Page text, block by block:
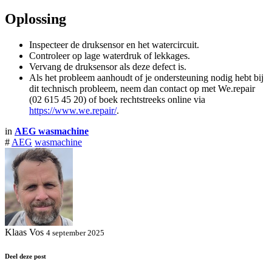
Oplossing
Inspecteer de druksensor en het watercircuit.
Controleer op lage waterdruk of lekkages.
Vervang de druksensor als deze defect is.
Als het probleem aanhoudt of je ondersteuning nodig hebt bij
dit technisch probleem, neem dan contact op met We.repair
(02 615 45 20) of boek rechtstreeks online via
https://www.we.repair/.
in AEG wasmachine
# AEG wasmachine
Klaas Vos 4 september 2025
Deel deze post